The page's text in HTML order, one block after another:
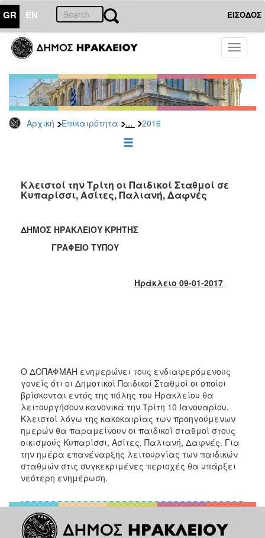
GR EN ΕΙΣΟΔΟΣ
Toggle
Αρχική Επικαιρότητα ... 2016
ΕΠΙΚΑΙΡΟΤΗΤΑ
Τύπου
Αρχείο
2026
2025
2022
2021
2019
2018
2010
2006
ΔΗΜΟΤΗΣ
ΕΠΙΣΚΕΠΤΗΣ
ΗΡΑΚΛΕΙΟ
Κλειστοί την Τρίτη οι Παιδικοί Σταθμοί σε
Κυπαρίσσι, Ασίτες, Παλιανή, Δαφνές
ΔΗΜΟΣ ΗΡΑΚΛΕΙΟΥ ΚΡΗΤΗΣ
ΓΡΑΦΕΙΟ ΤΥΠΟΥ
Ηράκλειο 09-01-2017
Ο ΔΟΠΑΦΜΑΗ ενημερώνει τους ενδιαφερόμενους
γονείς ότι οι Δημοτικοί Παιδικοί Σταθμοί οι οποίοι
βρίσκονται εντός της πόλης του Ηρακλείου θα
λειτουργήσουν κανονικά την Τρίτη 10 Ιανουαρίου.
Κλειστοί λόγω της κακοκαιρίας των προηγούμενων
ημερών θα παραμείνουν οι παιδικοί σταθμοί στους
οικισμούς Κυπαρίσσι, Ασίτες, Παλιανή, Δαφνές. Για
την ημέρα επανέναρξης λειτουργίας των παιδικών
σταθμών στις συγκεκριμένες περιοχές θα υπάρξει
νεότερη ενημέρωση.